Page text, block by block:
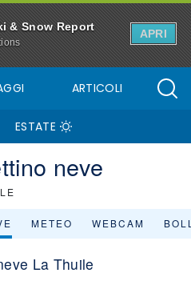
& Snow Report
APRI
ARTICOLI
ESTATE
neve
METEO WEBCAM
La Thuile